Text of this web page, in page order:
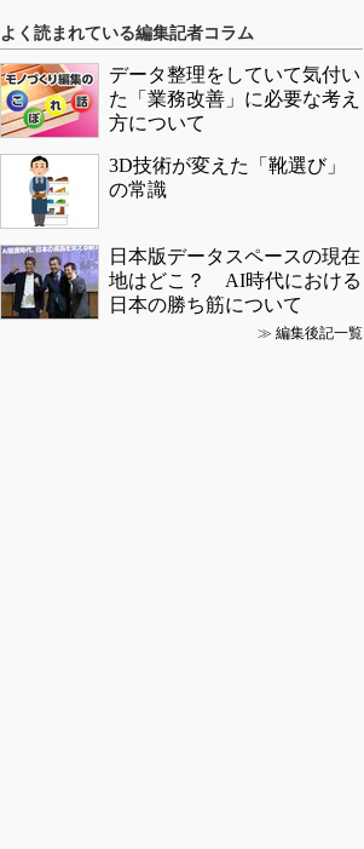
よく読まれている編集記者コラム
データ整理をしていて気付い
た「業務改善」に必要な考え
方について
3D技術が変えた「靴選び」
の常識
日本版データスペースの現在
地はどこ？ AI時代における
日本の勝ち筋について
≫ 編集後記一覧